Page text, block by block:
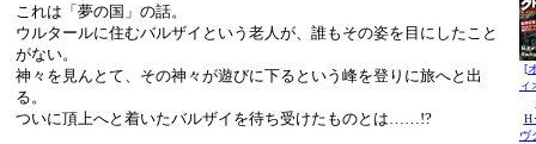
これは「夢の国」の話。
ウルタールに住むバルザイという老人が、誰もその姿を目にしたこと
がない。
神々を見んとて、その神々が遊びに下るという峰を登りに旅へと出
る。
ついに頂上へと着いたバルザイを待ち受けたものとは……!?
[
ィ
H
ヴ